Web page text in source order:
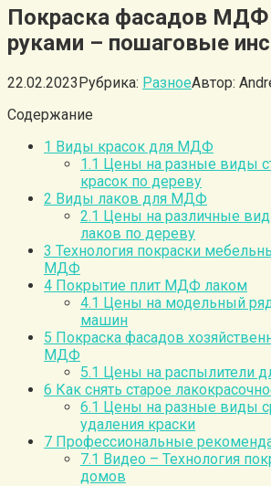
Покраска фасадов МДФ
руками – пошаговые
22.02.2023Рубрика: РазноеАвтор:
Содержание
1 Виды красок для МДФ
1.1 Цены на разные виды
красок по дереву
2 Виды лаков для МДФ
2.1 Цены на различные
лаков по дереву
3 Технология покраски
МДФ
4 Покрытие плит МДФ лаком
4.1 Цены на модельный
машин
5 Покраска фасадов
МДФ
5.1 Цены на распылители
6 Как снять старое
6.1 Цены на разные виды
удаления краски
7 Профессиональные
7.1 Видео – Технология
домов